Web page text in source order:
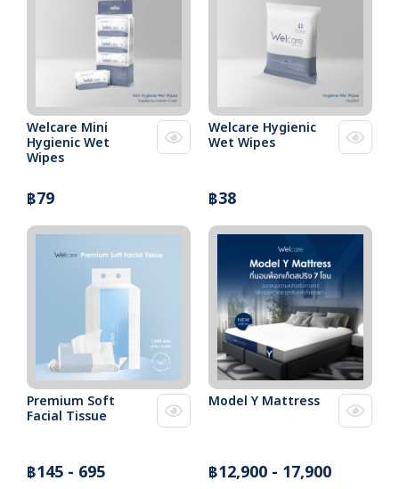
Welcare Mini
Hygienic Wet
Wipes
฿79
Welcare Hygienic
Wet Wipes
฿38
Premium Soft
Facial Tissue
฿145 - 695
Model Y Mattress
฿12,900 - 17,900